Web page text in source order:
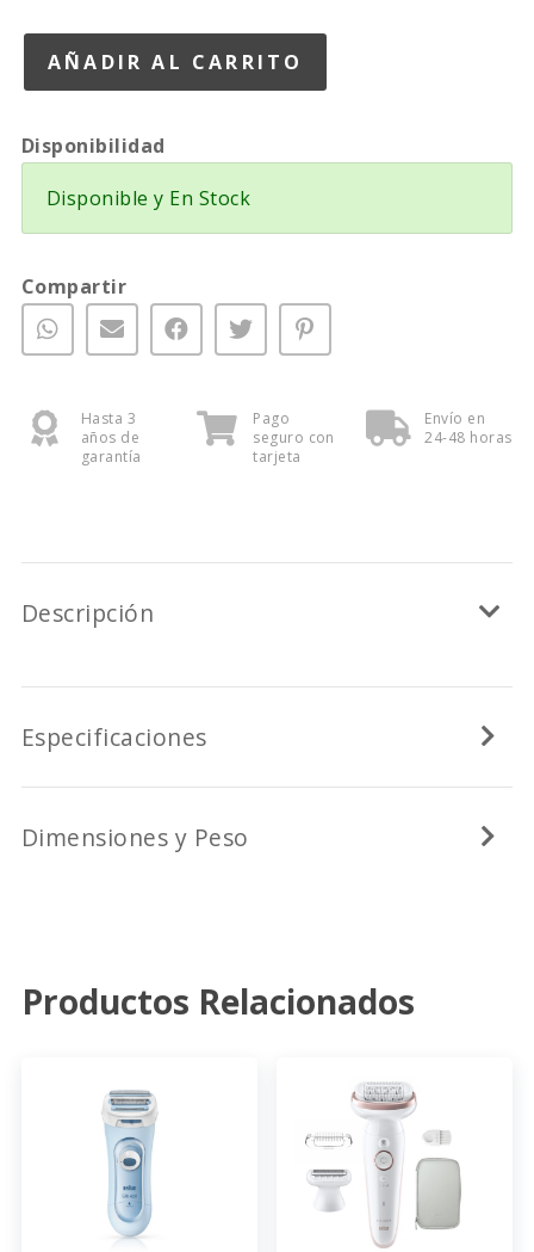
Disponibilidad
Disponible y En Stock
Compartir
Hasta 3
años de
garantía
Pago
seguro con
tarjeta
Envío en
24-48 horas
Descripción
Especificaciones
Dimensiones y Peso
Productos Relacionados